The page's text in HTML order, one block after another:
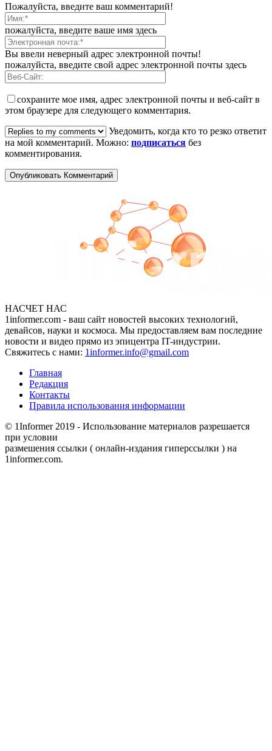
Пожалуйста, введите ваш комментарий!
пожалуйста, введите ваше имя здесь
Вы ввели неверный адрес электронной почты!
пожалуйста, введите свой адрес электронной почты здесь
сохраните мое имя, адрес электронной почты и веб-сайт в
этом браузере для следующего комментария.
Уведомить, когда кто то резко ответит
на мой комментарий. Можно: подписаться без
комментирования.
НАСЧЕТ НАС
1informer.com - ваш сайт новостей высоких технологий,
девайсов, науки и космоса. Мы предоставляем вам последние
новости и видео прямо из эпицентра IT-индустрии.
Свяжитесь с нами: 1informer.info@gmail.com
Главная
Редакция
Контакты
Правила использования информации
© 1Informer 2019 - Использование материалов разрешается
при условии
размешения ссылки ( онлайн-издания гиперссылки ) на
1informer.com.